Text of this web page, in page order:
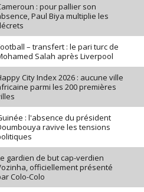
: pour pallier son
Paul Biya multiplie les
– transfert : le pari turc de
Salah après Liverpool
City Index 2026 : aucune ville
parmi les 200 premières
: l'absence du président
ravive les tensions
gardien de but cap-verdien
officiellement présenté
Colo-Colo